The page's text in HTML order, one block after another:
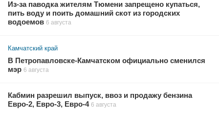
Из-за паводка жителям Тюмени запрещено купаться,
пить воду и поить домашний скот из городских
водоемов 6 августа
Камчатский край
В Петропавловске-Камчатском официально сменился
мэр 6 августа
Кабмин разрешил выпуск, ввоз и продажу бензина
Евро-2, Евро-3, Евро-4 6 августа